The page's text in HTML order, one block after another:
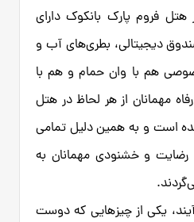
هتل فروم پارک بانکوک دارای
دیجیتالی، بطری‌های آب و
هم با وان حمام و هم با
مهمانان از هر لحاظ در هتل
است و به همین دلیل تمامی
و خشنودی مهمانان به
یکی از چیزهایی که دوست